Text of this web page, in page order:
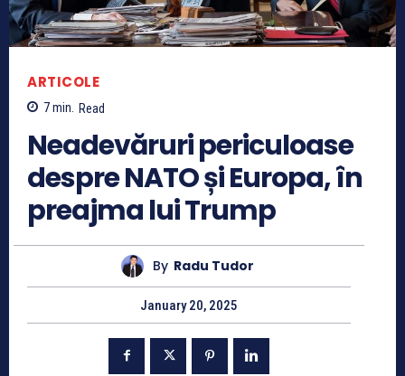
ARTICOLE
7min. Read
Neadevăruri periculoase
despre NATO și Europa, în
preajma lui Trump
By Radu Tudor
January 20, 2025